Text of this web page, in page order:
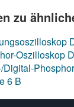
zu
Oszilloskop
Digital-
6 B